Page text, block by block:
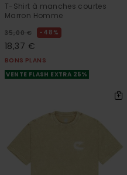
T-Shirt à manches courtes
Marron Homme
35,00 € 48%
18,37 €
BONS PLANS
VENTE FLASH EXTRA 25%